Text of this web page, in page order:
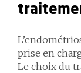
prise en
Le choix du